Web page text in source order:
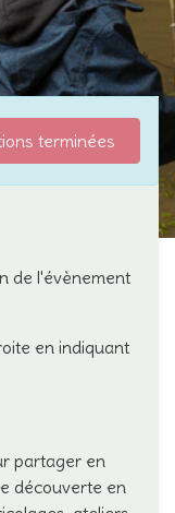
terminées
de l'évènement
en indiquant
partager en
découverte en